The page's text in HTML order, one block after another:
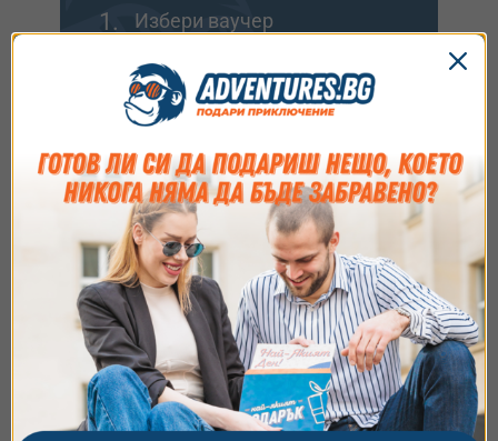
1. Избери ваучер
Напиши пожелание
Идеално за подарък или ако искаш да заявиш
Виж опциите
Купи и резервирай
1. Избери ваучер
2. Заяви резервация
3. Плати лесно онлайн
Съгласие Подробности Относно
Ние използваме бисквитки. Използваме
бисквитки и подобни технологии, за да осигурим
работата на уебсайта, да подобрим
изживяването ви, да анализираме използването
на сайта и да ви показваме персонализирано
съдържание и реклами. Можете да приемете